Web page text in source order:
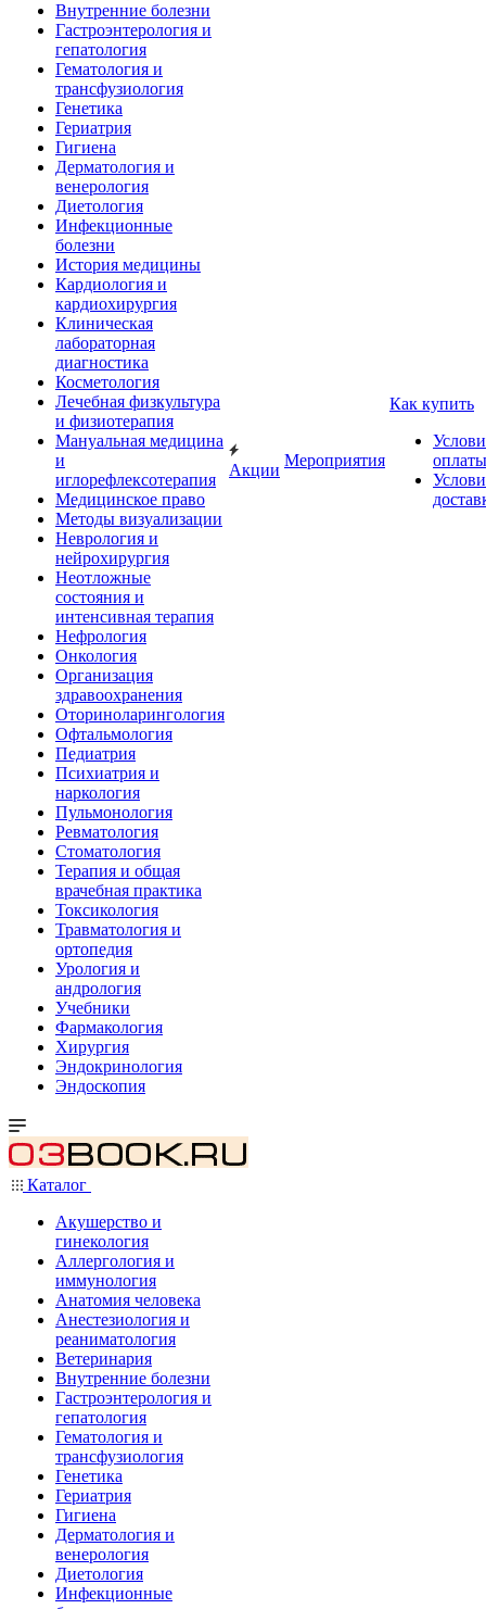
Внутренние болезни
Гастроэнтерология и
гепатология
Гематология и
трансфузиология
Генетика
Гериатрия
Гигиена
Дерматология и
венерология
Диетология
Инфекционные
болезни
История медицины
Кардиология и
кардиохирургия
Клиническая
лабораторная
диагностика
Косметология
Лечебная физкультура
и физиотерапия
Мануальная медицина
и
иглорефлексотерапия
Медицинское право
Методы визуализации
Неврология и
нейрохирургия
Неотложные
состояния и
интенсивная терапия
Нефрология
Онкология
Организация
здравоохранения
Оториноларингология
Офтальмология
Педиатрия
Психиатрия и
наркология
Пульмонология
Ревматология
Стоматология
Терапия и общая
врачебная практика
Токсикология
Травматология и
ортопедия
Урология и
андрология
Учебники
Фармакология
Хирургия
Эндокринология
Эндоскопия
Акции
Мероприятия
Как купить
оплаты
Каталог
Акушерство и
гинекология
Аллергология и
иммунология
Анатомия человека
Анестезиология и
реаниматология
Ветеринария
Внутренние болезни
Гастроэнтерология и
гепатология
Гематология и
трансфузиология
Генетика
Гериатрия
Гигиена
Дерматология и
венерология
Диетология
Инфекционные